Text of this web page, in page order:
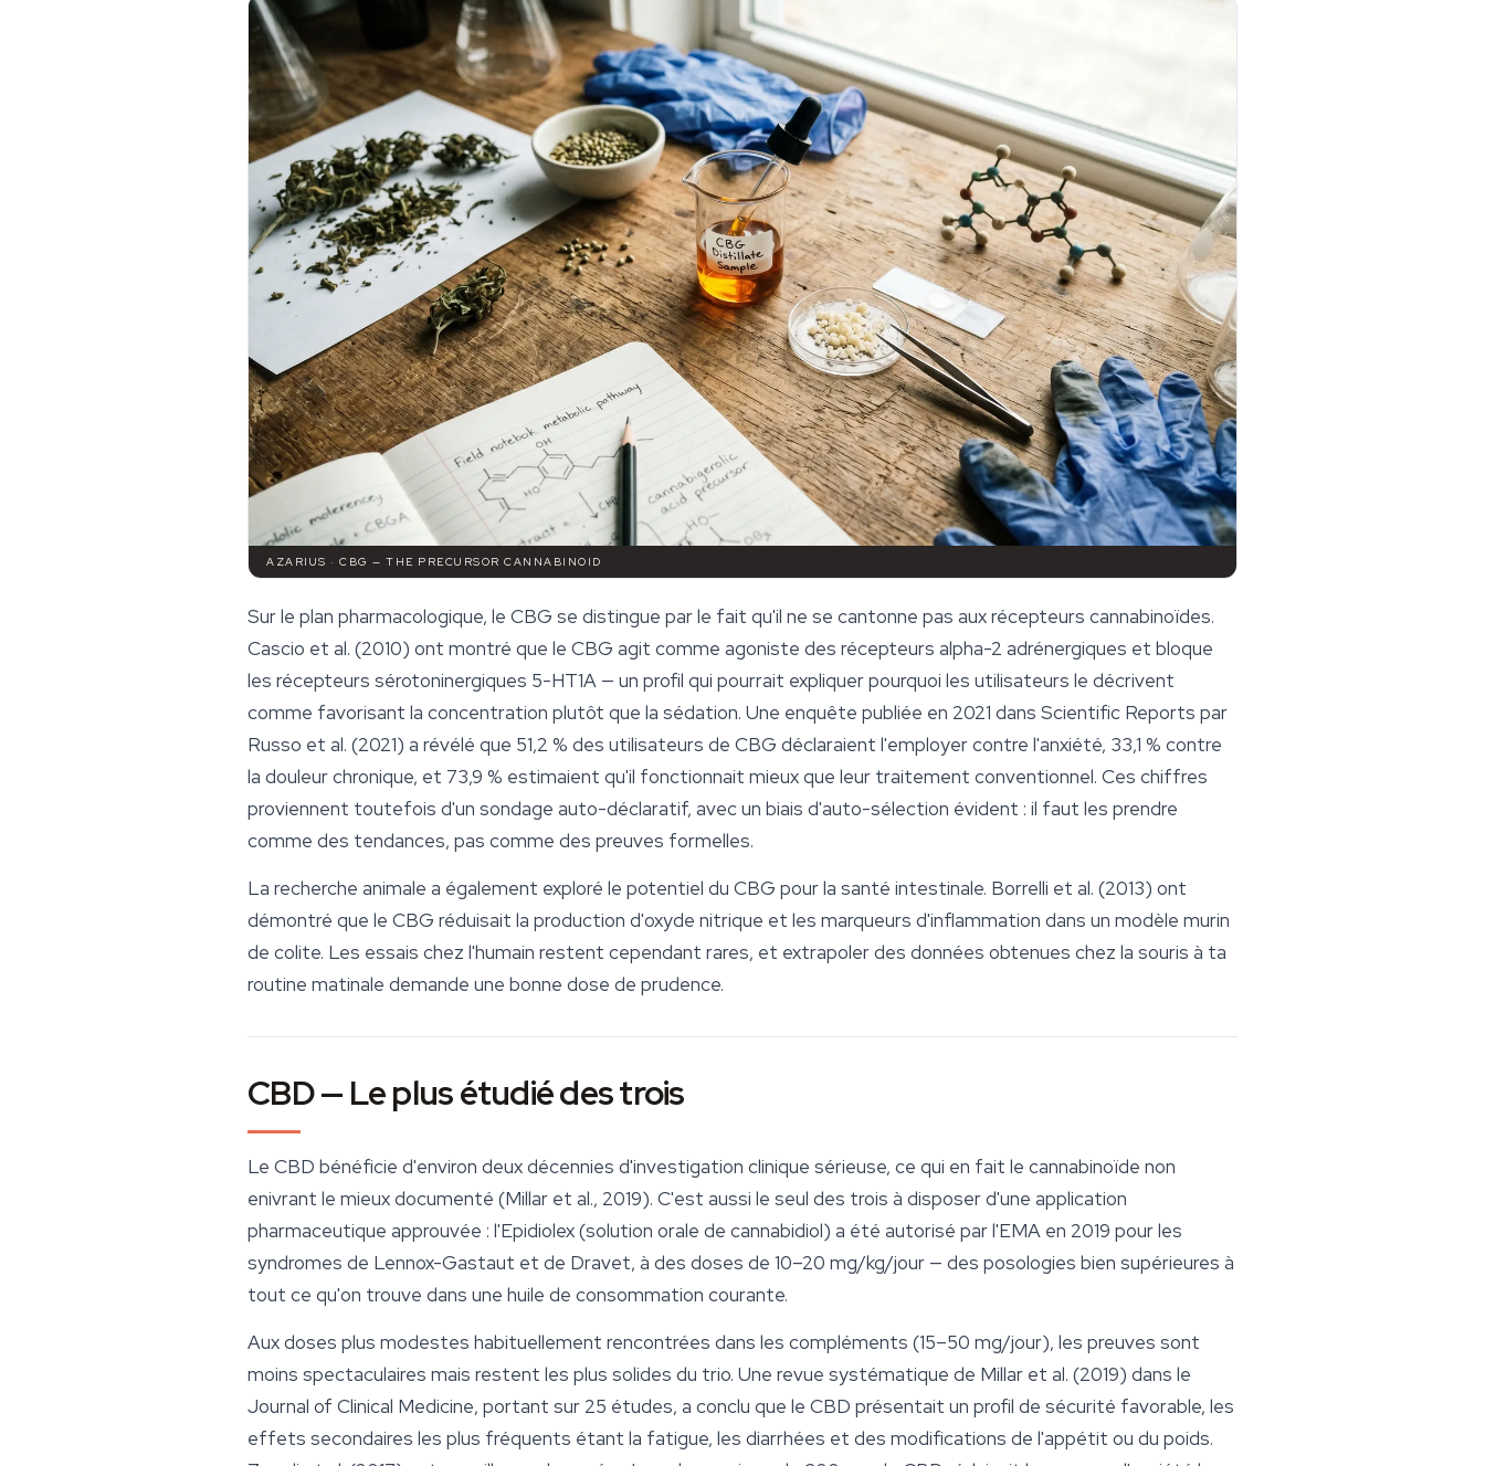
AZARIUS · CBG — THE PRECURSOR CANNABINOID
Sur le plan pharmacologique, le CBG se distingue par le fait qu'il ne se cantonne pas aux récepteurs cannabinoïdes.
Cascio et al. (2010) ont montré que le CBG agit comme agoniste des récepteurs alpha-2 adrénergiques et bloque
les récepteurs sérotoninergiques 5-HT1A — un profil qui pourrait expliquer pourquoi les utilisateurs le décrivent
comme favorisant la concentration plutôt que la sédation. Une enquête publiée en 2021 dans Scientific Reports par
Russo et al. (2021) a révélé que 51,2 % des utilisateurs de CBG déclaraient l'employer contre l'anxiété, 33,1 % contre
la douleur chronique, et 73,9 % estimaient qu'il fonctionnait mieux que leur traitement conventionnel. Ces chiffres
proviennent toutefois d'un sondage auto-déclaratif, avec un biais d'auto-sélection évident : il faut les prendre
comme des tendances, pas comme des preuves formelles.
La recherche animale a également exploré le potentiel du CBG pour la santé intestinale. Borrelli et al. (2013) ont
démontré que le CBG réduisait la production d'oxyde nitrique et les marqueurs d'inflammation dans un modèle murin
de colite. Les essais chez l'humain restent cependant rares, et extrapoler des données obtenues chez la souris à ta
routine matinale demande une bonne dose de prudence.
CBD — Le plus étudié des trois
Le CBD bénéficie d'environ deux décennies d'investigation clinique sérieuse, ce qui en fait le cannabinoïde non
enivrant le mieux documenté (Millar et al., 2019). C'est aussi le seul des trois à disposer d'une application
pharmaceutique approuvée : l'Epidiolex (solution orale de cannabidiol) a été autorisé par l'EMA en 2019 pour les
syndromes de Lennox-Gastaut et de Dravet, à des doses de 10–20 mg/kg/jour — des posologies bien supérieures à
tout ce qu'on trouve dans une huile de consommation courante.
Aux doses plus modestes habituellement rencontrées dans les compléments (15–50 mg/jour), les preuves sont
moins spectaculaires mais restent les plus solides du trio. Une revue systématique de Millar et al. (2019) dans le
Journal of Clinical Medicine, portant sur 25 études, a conclu que le CBD présentait un profil de sécurité favorable, les
effets secondaires les plus fréquents étant la fatigue, les diarrhées et des modifications de l'appétit ou du poids.